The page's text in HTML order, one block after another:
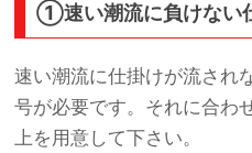
①速い潮流に負けない
速い潮流に仕掛けが流され
号が必要です。それに合わ
上を用意して下さい。